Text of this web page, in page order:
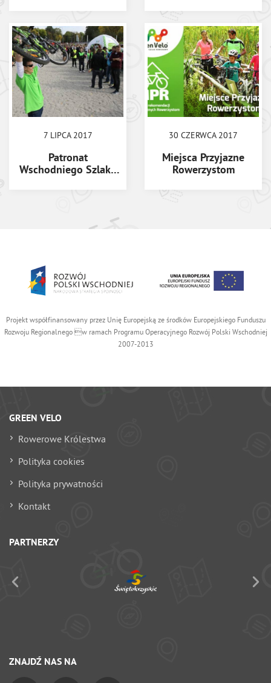
7 LIPCA 2017
Patronat
Wschodniego Szlaku
30 CZERWCA 2017
Miejsca Przyjazne
Rowerzystom
Projekt współfinansowany przez Unię Europejską ze środków Europejskiego Funduszu
Rozwoju Regionalnego w ramach Programu Operacyjnego Rozwój Polski Wschodniej
2007-2013
GREEN VELO
Rowerowe Królestwa
Polityka cookies
Polityka prywatności
Kontakt
PARTNERZY
ZNAJDŹ NAS NA